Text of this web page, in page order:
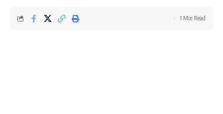
1 Min Read